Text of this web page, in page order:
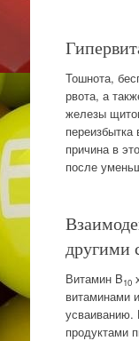
Тошнота,
рвота, а
железы
переизбытка
причина в
после
другими
Витамин B10
витаминами
усваиванию.
продуктами